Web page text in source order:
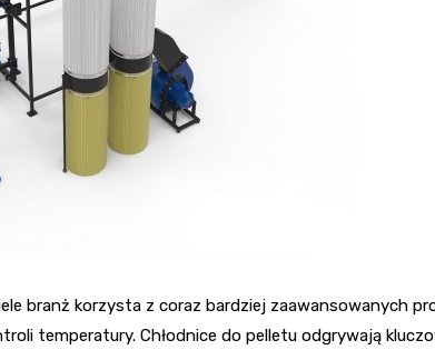
branż korzysta z coraz bardziej zaawansowanych
temperatury. Chłodnice do pelletu odgrywają